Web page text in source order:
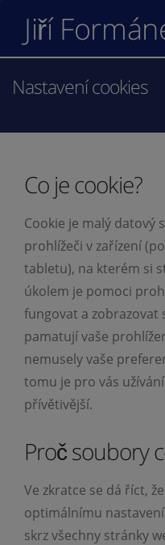
Jiří
Nastavení cookies
Co je cookie?
Cookie je malý datový
prohlížeči v zařízení
tabletu), na kterém si
úkolem je pomoci
fungovat a zobrazovat
pamatují vaše
nemusely vaše
tomu je pro vás
přívětivější.
Proč soubory
Ve zkratce se dá říct,
optimálnímu
skrz všechny stránky